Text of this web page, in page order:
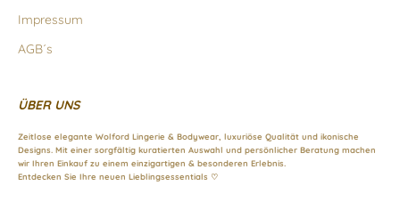
Impressum
AGB´s
ÜBER UNS
Zeitlose elegante Wolford Lingerie & Bodywear, luxuriöse Qualität und ikonische
Designs. Mit einer sorgfältig kuratierten Auswahl und persönlicher Beratung machen
wir Ihren Einkauf zu einem einzigartigen & besonderen Erlebnis.
Entdecken Sie Ihre neuen Lieblingsessentials ♡